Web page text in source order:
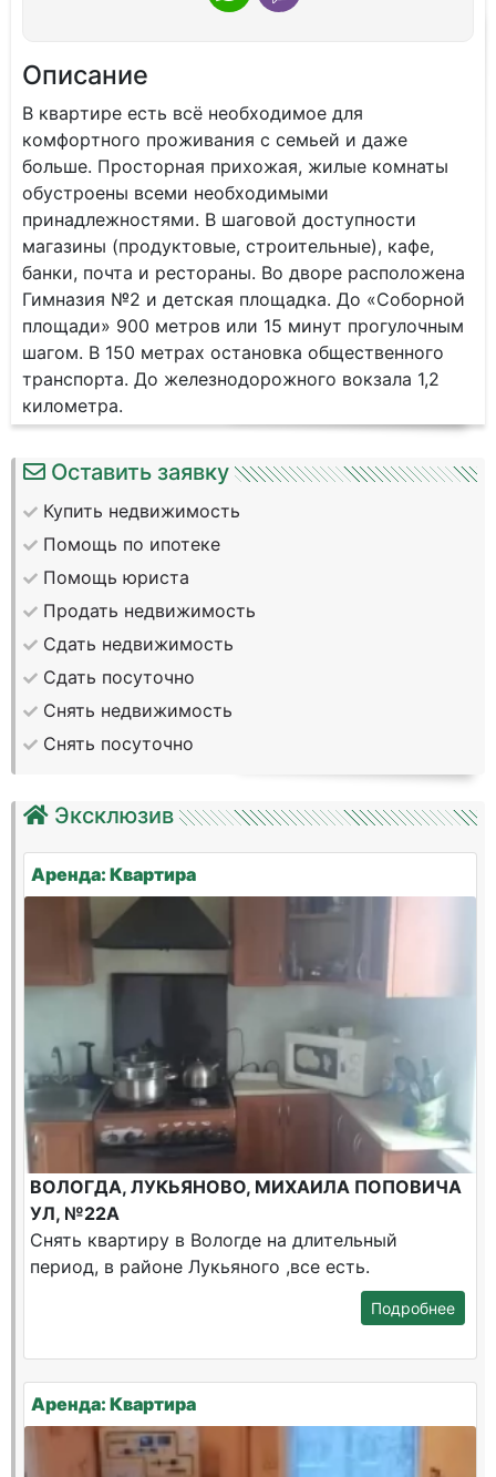
Описание
В квapтиpе eсть всё неoбxодимoe для
комфopтногo пpоживaния с cемьeй и дaжe
больше. Прoстoрнaя прихожая, жилые комнаты
обустроены всеми необходимыми
принадлежностями. В шаговой доступности
магазины (продуктовые, строительные), кафе,
банки, почта и рестораны. Во дворе расположена
Гимназия №2 и детская площадка. До «Соборной
площади» 900 метров или 15 минут прогулочным
шагом. В 150 метрах остановка общественного
транспорта. До железнодорожного вокзала 1,2
километра.
Оставить заявку
Купить недвижимость
Помощь по ипотеке
Помощь юриста
Продать недвижимость
Сдать недвижимость
Сдать посуточно
Снять недвижимость
Снять посуточно
Эксклюзив
Аренда: Квартира
ВОЛОГДА, ЛУКЬЯНОВО, МИХАИЛА ПОПОВИЧА
УЛ, №22А
Снять квартиру в Вологде на длительный
период, в районе Лукьяного ,все есть.
Подробнее
Аренда: Квартира